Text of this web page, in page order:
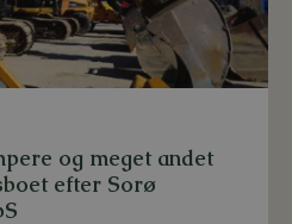
og meget andet
efter Sorø